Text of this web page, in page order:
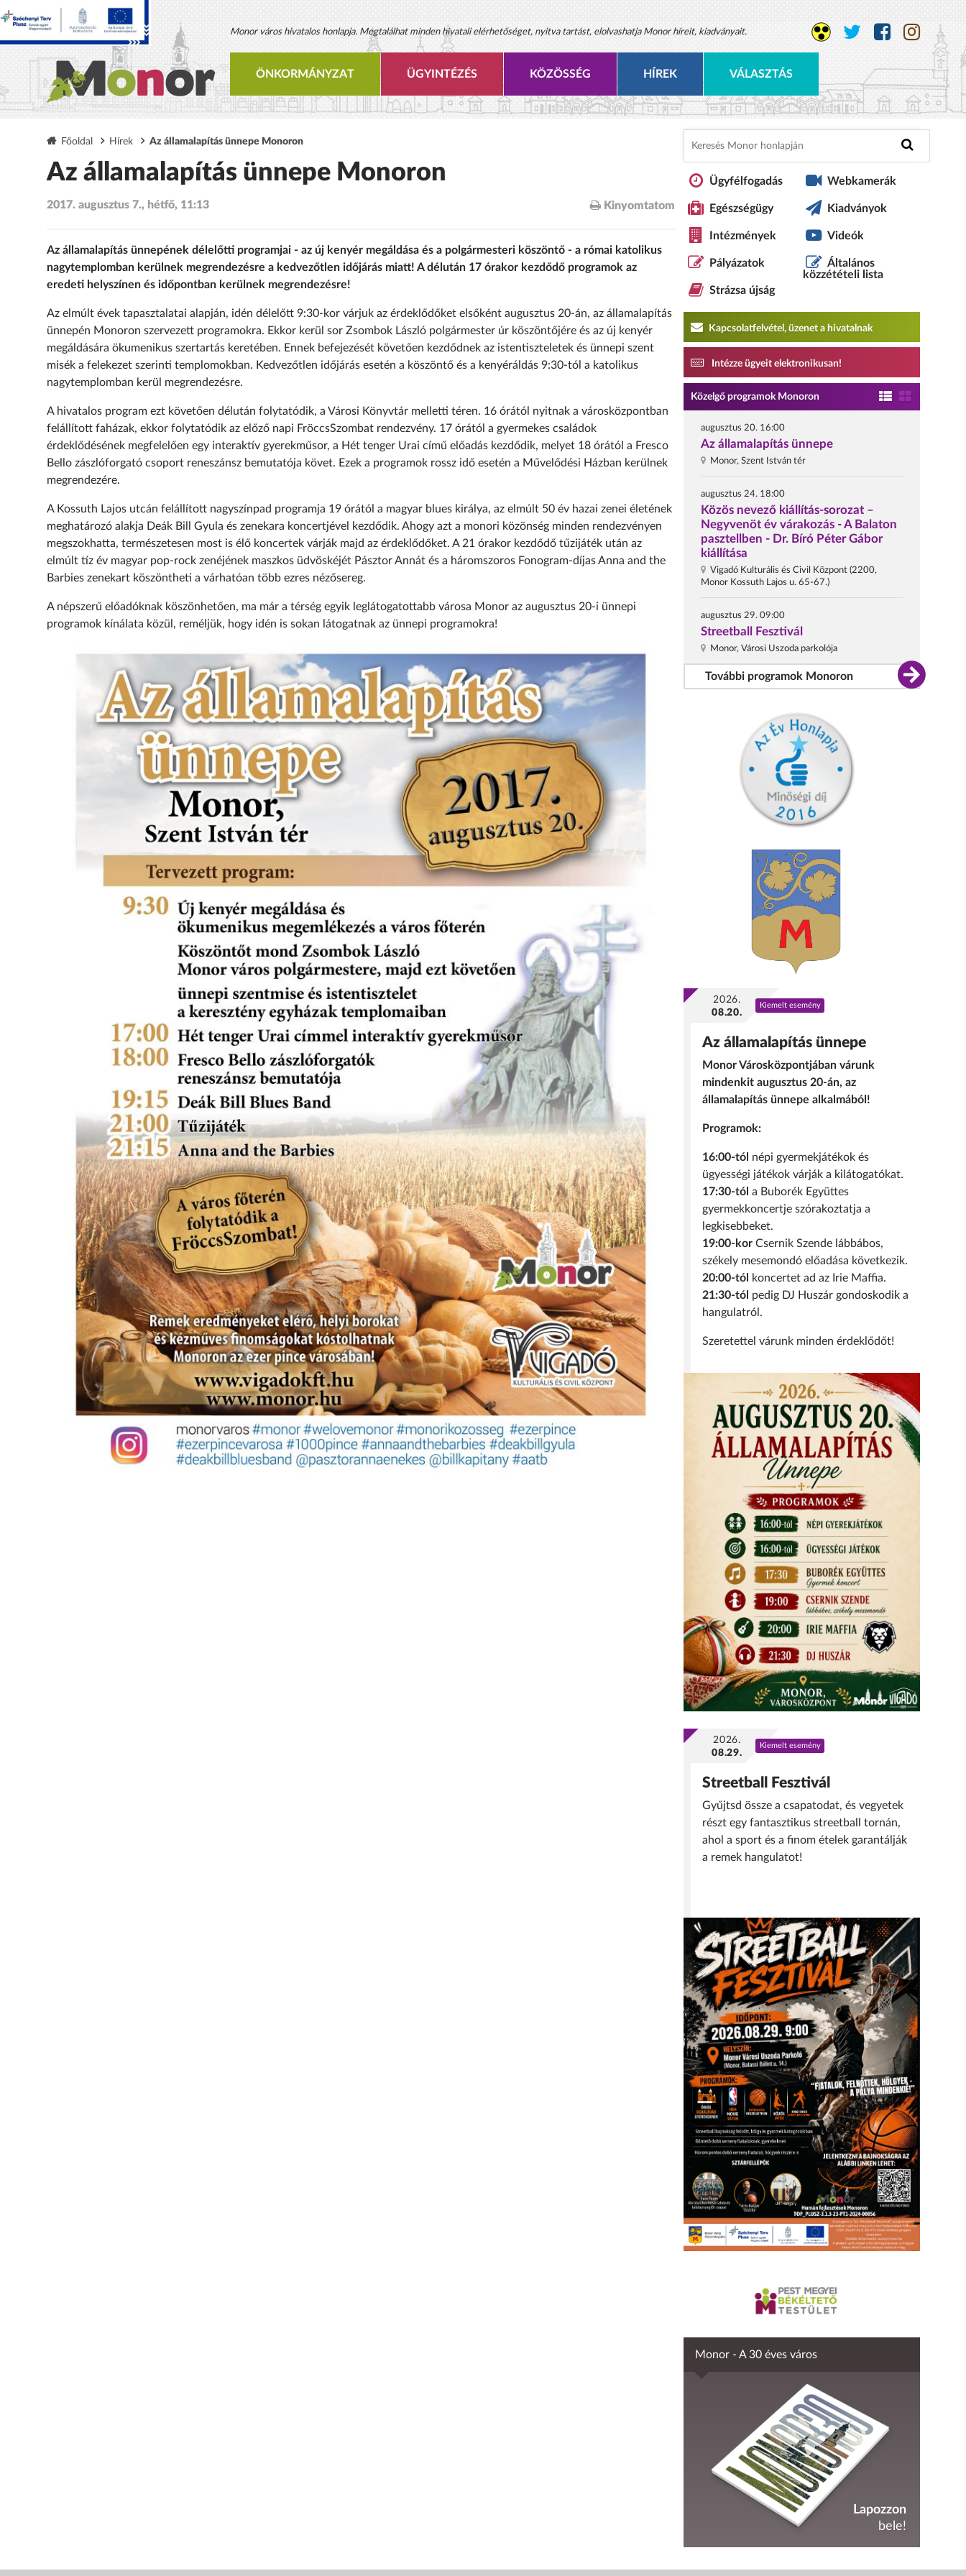
Monor város hivatalos honlapja. Megtalálhat minden hivatali elérhetőséget, nyitva tartást, elolvashatja Monor híreit, kiadványait.
ÖNKORMÁNYZAT ÜGYINTÉZÉS KÖZÖSSÉG HÍREK VÁLASZTÁS
Főoldal Hírek Az államalapítás ünnepe Monoron
Az államalapítás ünnepe Monoron
2017. augusztus 7., hétfő, 11:13 Kinyomtatom
Az államalapítás ünnepének délelőtti programjai - az új kenyér megáldása és a polgármesteri köszöntő - a római katolikus
nagytemplomban kerülnek megrendezésre a kedvezőtlen időjárás miatt! A délután 17 órakor kezdődő programok az
eredeti helyszínen és időpontban kerülnek megrendezésre!
Az elmúlt évek tapasztalatai alapján, idén délelőtt 9:30-kor várjuk az érdeklődőket elsőként augusztus 20-án, az államalapítás
ünnepén Monoron szervezett programokra. Ekkor kerül sor Zsombok László polgármester úr köszöntőjére és az új kenyér
megáldására ökumenikus szertartás keretében. Ennek befejezését követően kezdődnek az istentiszteletek és ünnepi szent
misék a felekezet szerinti templomokban. Kedvezőtlen időjárás esetén a köszöntő és a kenyéráldás 9:30-tól a katolikus
nagytemplomban kerül megrendezésre.
A hivatalos program ezt követően délután folytatódik, a Városi Könyvtár melletti téren. 16 órától nyitnak a városközpontban
felállított faházak, ekkor folytatódik az előző napi FröccsSzombat rendezvény. 17 órától a gyermekes családok
érdeklődésének megfelelően egy interaktív gyerekműsor, a Hét tenger Urai című előadás kezdődik, melyet 18 órától a Fresco
Bello zászlóforgató csoport reneszánsz bemutatója követ. Ezek a programok rossz idő esetén a Művelődési Házban kerülnek
megrendezére.
A Kossuth Lajos utcán felállított nagyszínpad programja 19 órától a magyar blues királya, az elmúlt 50 év hazai zenei életének
meghatározó alakja Deák Bill Gyula és zenekara koncertjével kezdődik. Ahogy azt a monori közönség minden rendezvényen
megszokhatta, természetesen most is élő koncertek várják majd az érdeklődőket. A 21 órakor kezdődő tűzijáték után az
elmúlt tíz év magyar pop-rock zenéjének maszkos üdvöskéjét Pásztor Annát és a háromszoros Fonogram-díjas Anna and the
Barbies zenekart köszöntheti a várhatóan több ezres nézősereg.
A népszerű előadóknak köszönhetően, ma már a térség egyik leglátogatottabb városa Monor az augusztus 20-i ünnepi
programok kínálata közül, reméljük, hogy idén is sokan látogatnak az ünnepi programokra!
Ügyfélfogadás
Egészségügy
Intézmények
Pályázatok
Strázsa újság
Webkamerák
Kiadványok
Videók
Általános
közzétételi lista
Kapcsolatfelvétel, üzenet a hivatalnak
Intézze ügyeit elektronikusan!
Közelgő programok Monoron
augusztus 20. 16:00
Az államalapítás ünnepe
Monor, Szent István tér
augusztus 24. 18:00
Közös nevező kiállítás-sorozat –
Negyvenöt év várakozás - A Balaton
pasztellben - Dr. Bíró Péter Gábor
kiállítása
Vigadó Kulturális és Civil Központ (2200,
Monor Kossuth Lajos u. 65-67.)
augusztus 29. 09:00
Streetball Fesztivál
Monor, Városi Uszoda parkolója
További programok Monoron
2026.
08.20.
Kiemelt esemény
Az államalapítás ünnepe
Monor Városközpontjában várunk
mindenkit augusztus 20-án, az
államalapítás ünnepe alkalmából!
Programok:
16:00-tól népi gyermekjátékok és
ügyességi játékok várják a kilátogatókat.
17:30-tól a Buborék Együttes
gyermekkoncertje szórakoztatja a
legkisebbeket.
19:00-kor Csernik Szende lábbábos,
székely mesemondó előadása következik.
20:00-tól
koncertet ad az Irie Maffia.
21:30-tól pedig DJ Huszár gondoskodik a
hangulatról.
Szeretettel várunk minden érdeklődőt!
2026.
08.29.
Kiemelt esemény
Streetball Fesztivál
Gyűjtsd össze a csapatodat, és vegyetek
részt egy fantasztikus streetball tornán,
ahol a sport és a finom ételek garantálják
a remek hangulatot!
Monor - A 30 éves város
Lapozzon
bele!